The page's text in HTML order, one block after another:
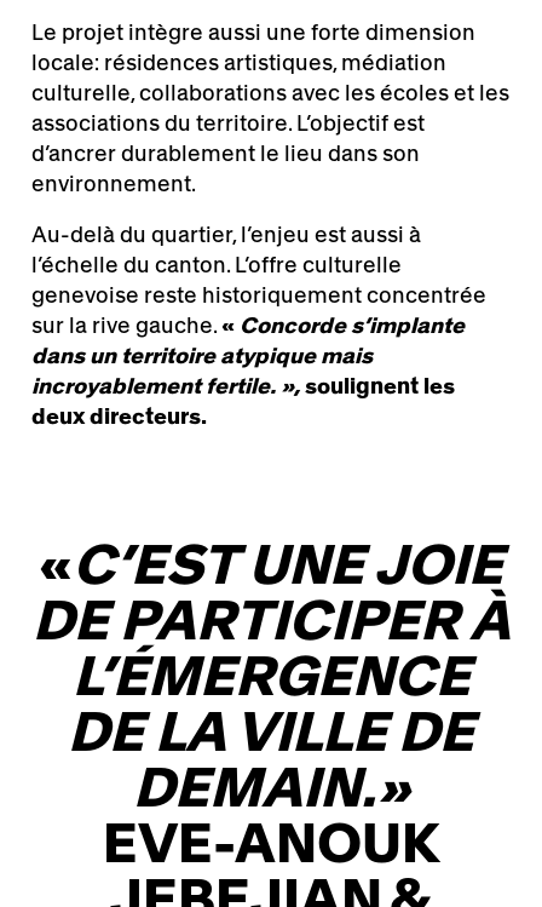
Le projet intègre aussi une forte dimension
locale: résidences artistiques, médiation
culturelle, collaborations avec les écoles et les
associations du territoire. L’objectif est
d’ancrer durablement le lieu dans son
environnement.
Au-delà du quartier, l’enjeu est aussi à
l’échelle du canton. L’offre culturelle
genevoise reste historiquement concentrée
sur la rive gauche.« Concorde s’implante
dans un territoire atypique mais
incroyablement fertile. »,soulignent les
deux directeurs.
«C’EST UNE JOIE
DE PARTICIPER À
L’ÉMERGENCE
DE LA VILLE DE
DEMAIN.»
EVE-ANOUK